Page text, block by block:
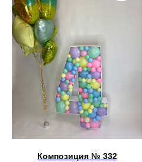
Композиция № 332